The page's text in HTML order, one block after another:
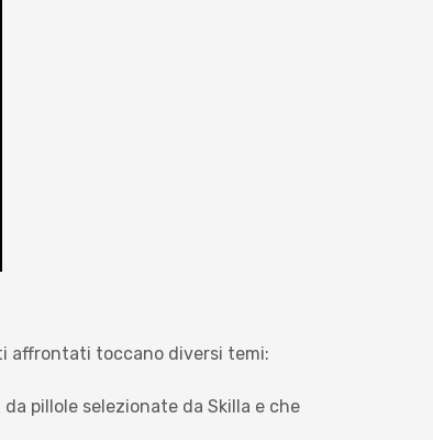
affrontati toccano diversi temi:
pillole selezionate da Skilla e che